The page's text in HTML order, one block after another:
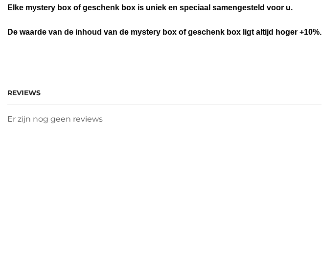
Elke mystery box of geschenk box is uniek en speciaal samengesteld voor u.
De waarde van de inhoud van de mystery box of geschenk box ligt altijd hoger +10%.
REVIEWS
Er zijn nog geen reviews